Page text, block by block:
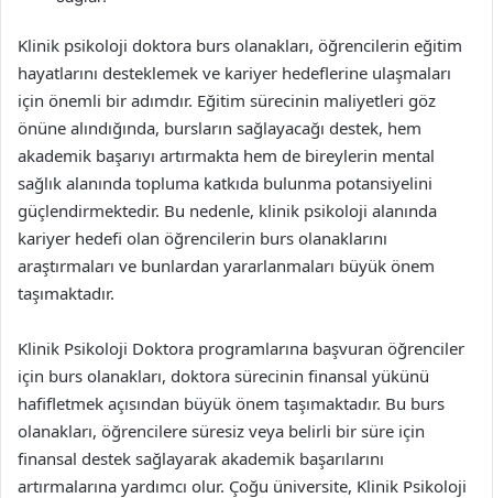
Klinik psikoloji doktora burs olanakları, öğrencilerin eğitim
hayatlarını desteklemek ve kariyer hedeflerine ulaşmaları
için önemli bir adımdır. Eğitim sürecinin maliyetleri göz
önüne alındığında, bursların sağlayacağı destek, hem
akademik başarıyı artırmakta hem de bireylerin mental
sağlık alanında topluma katkıda bulunma potansiyelini
güçlendirmektedir. Bu nedenle, klinik psikoloji alanında
kariyer hedefi olan öğrencilerin burs olanaklarını
araştırmaları ve bunlardan yararlanmaları büyük önem
taşımaktadır.
Klinik Psikoloji Doktora programlarına başvuran öğrenciler
için burs olanakları, doktora sürecinin finansal yükünü
hafifletmek açısından büyük önem taşımaktadır. Bu burs
olanakları, öğrencilere süresiz veya belirli bir süre için
finansal destek sağlayarak akademik başarılarını
artırmalarına yardımcı olur. Çoğu üniversite, Klinik Psikoloji